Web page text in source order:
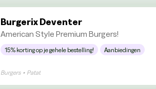
Burgerix Deventer
American Style Premium Burgers!
15% korting op je gehele bestelling! Aanbiedingen
Burgers • Patat